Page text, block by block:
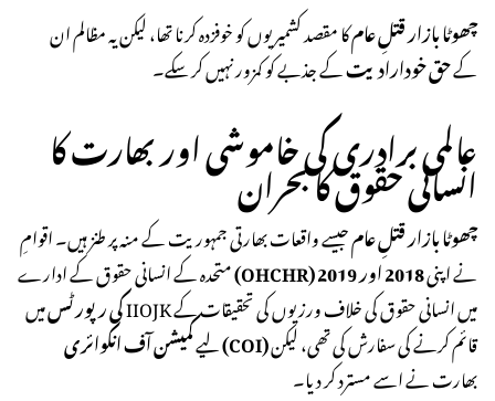
چھوٹا بازار قتلِ عامکا مقصد کشمیریوں کو خوفزدہ کرنا تھا، لیکن یہ مظالم ان
کےحق خودارادیتکے جذبے کو کمزور نہیں کر سکے۔
عالمی برادری کی خاموشی اور بھارت کا
انسانی حقوق کا بحران
چھوٹا بازار قتلِ عامجیسے واقعات بھارتی جمہوریت کے منہ پر طنز ہیں۔ اقوامِ
(OHCHR) نے اپنی
2018 اور 2019
کی رپورٹسمیں IIOJK میں انسانی حقوق کی خلاف ورزیوں کی تحقیقات کے
لیےکمیشن آف انکوائری (COI)
بھارت نے اسے مسترد کر دیا۔